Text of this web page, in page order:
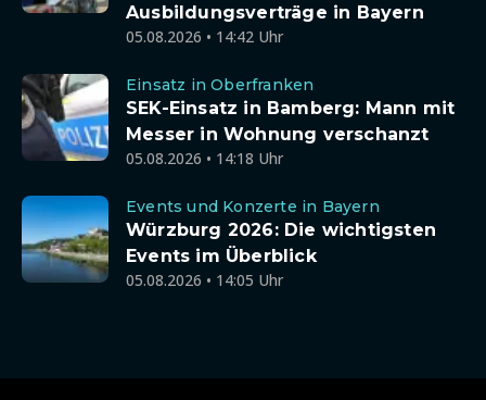
Ausbildungsverträge in Bayern
05.08.2026 • 14:42 Uhr
Einsatz in Oberfranken
SEK-Einsatz in Bamberg: Mann mit
Messer in Wohnung verschanzt
05.08.2026 • 14:18 Uhr
Events und Konzerte in Bayern
Würzburg 2026: Die wichtigsten
Events im Überblick
05.08.2026 • 14:05 Uhr